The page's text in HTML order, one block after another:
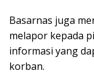
Basarnas juga
melapor kepada
informasi yang
korban.